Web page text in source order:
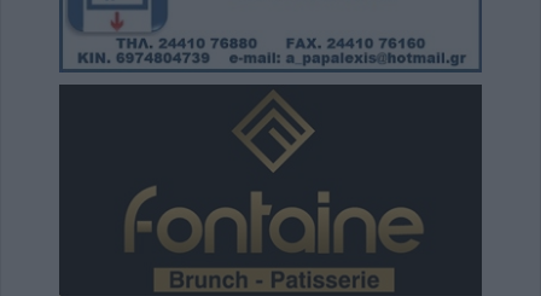
κόστος, τους όρους, τον τρόπο και τον
φορέα δημοπράτησης των κολυμβητικών
δεξαμενών της Περιφερειακής Αρχής
Κουρέτα
Υπό έλεγχο η φωτιά σε δύσβατο σημείο στον
Όλυμπο – Παραμένουν οι δυνάμεις στο
σημείο
7 Αυγούστου 2026, 17:07
Ενισχύθηκαν οι πυροσβεστικές δυνάμεις